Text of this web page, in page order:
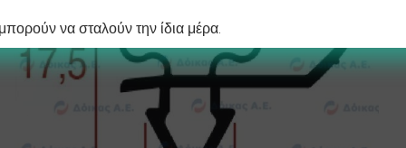
να σταλούν την ίδια μέρα.